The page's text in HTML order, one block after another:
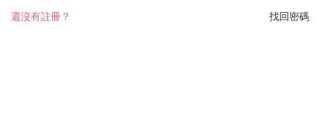
找回密碼
還沒有註冊？